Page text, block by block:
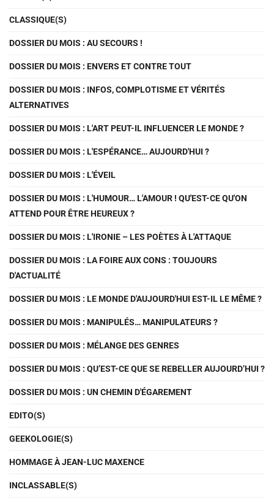
CLASSIQUE(S)
DOSSIER DU MOIS : AU SECOURS !
DOSSIER DU MOIS : ENVERS ET CONTRE TOUT
DOSSIER DU MOIS : INFOS, COMPLOTISME ET VÉRITÉS
ALTERNATIVES
DOSSIER DU MOIS : L'ART PEUT-IL INFLUENCER LE MONDE ?
DOSSIER DU MOIS : L'ESPÉRANCE… AUJOURD'HUI ?
DOSSIER DU MOIS : L'ÉVEIL
DOSSIER DU MOIS : L'HUMOUR… L'AMOUR ! QU'EST-CE QU'ON
ATTEND POUR ÊTRE HEUREUX ?
DOSSIER DU MOIS : L'IRONIE – LES POÈTES À L'ATTAQUE
DOSSIER DU MOIS : LA FOIRE AUX CONS : TOUJOURS
D'ACTUALITÉ
DOSSIER DU MOIS : LE MONDE D'AUJOURD'HUI EST-IL LE MÊME ?
DOSSIER DU MOIS : MANIPULÉS… MANIPULATEURS ?
DOSSIER DU MOIS : MÉLANGE DES GENRES
DOSSIER DU MOIS : QU’EST-CE QUE SE REBELLER AUJOURD’HUI ?
DOSSIER DU MOIS : UN CHEMIN D'ÉGAREMENT
EDITO(S)
GEEKOLOGIE(S)
HOMMAGE À JEAN-LUC MAXENCE
INCLASSABLE(S)